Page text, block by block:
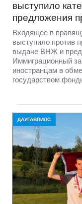
выступило
предложения
Входящее в
выступило против
выдаче ВНЖ и
Иммиграционный
иностранцам в
государством
ДАУГАВПИЛС